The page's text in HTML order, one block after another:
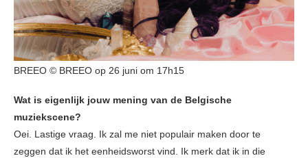
BREEO © BREEO op 26 juni om 17h15
Wat is eigenlijk jouw mening van de Belgische
muziekscene?
Oei. Lastige vraag. Ik zal me niet populair maken door te
zeggen dat ik het eenheidsworst vind. Ik merk dat ik in die